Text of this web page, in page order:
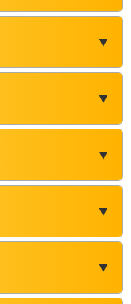
▼
▼
▼
▼
▼